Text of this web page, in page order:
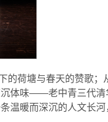
的荷塘与春天的赞歌；
沉体味——老中青三代清
温暖而深沉的人文长